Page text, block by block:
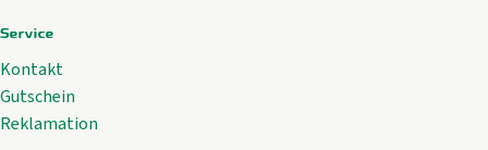
Service
Kontakt
Gutschein
Reklamation